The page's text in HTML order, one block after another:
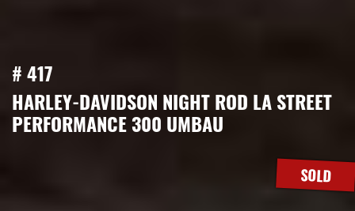
# 417
HARLEY-DAVIDSON NIGHT ROD LA STREET
PERFORMANCE 300 UMBAU
SOLD